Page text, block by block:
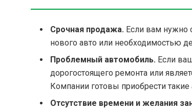
Срочная продажа. Если вам нужно
нового авто или необходимостью
Проблемный автомобиль. Если
дорогостоящего ремонта или
Компании готовы приобрести
Отсутствие времени и желания